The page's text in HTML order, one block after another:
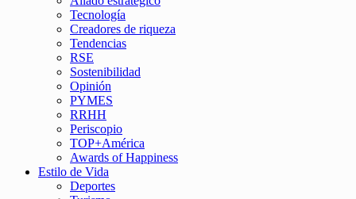
Tecnología
Creadores de riqueza
Tendencias
RSE
Sostenibilidad
Opinión
PYMES
RRHH
Periscopio
TOP+América
Awards of Happiness
Estilo de Vida
Deportes